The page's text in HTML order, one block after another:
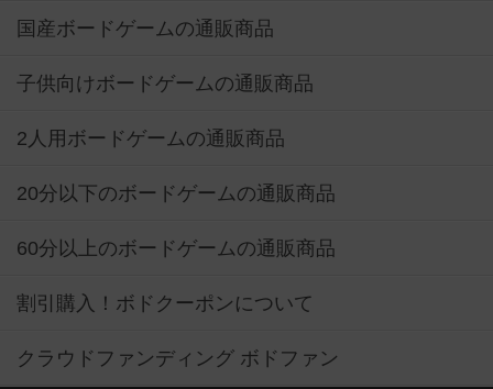
国産ボードゲームの通販商品
子供向けボードゲームの通販商品
2人用ボードゲームの通販商品
20分以下のボードゲームの通販商品
60分以上のボードゲームの通販商品
割引購入！ボドクーポンについて
クラウドファンディング ボドファン